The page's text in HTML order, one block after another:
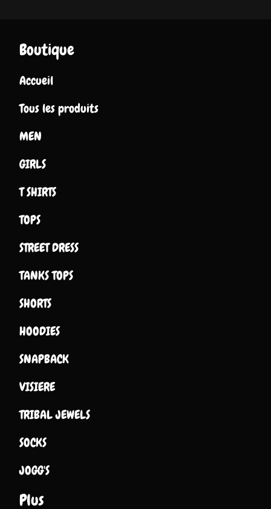
Boutique
Accueil
Tous les produits
MEN
GIRLS
T SHIRTS
TOPS
STREET DRESS
TANKS TOPS
SHORTS
HOODIES
SNAPBACK
VISIERE
TRIBAL JEWELS
SOCKS
JOGG'S
Plus